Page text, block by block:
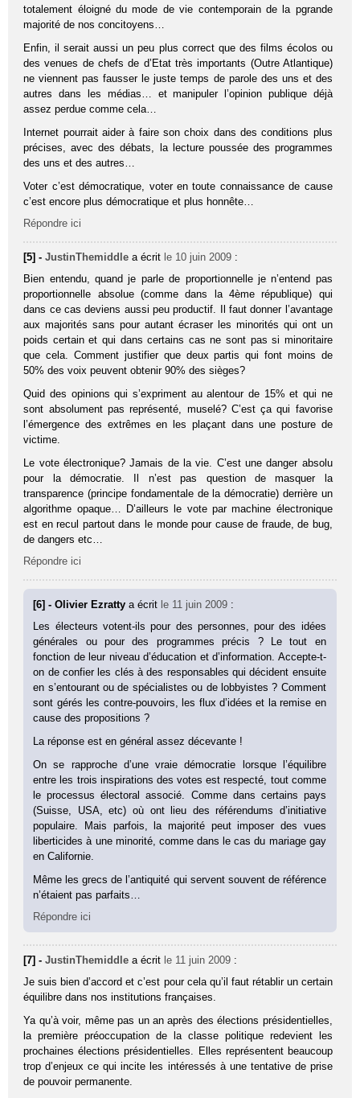
totalement éloigné du mode de vie contemporain de la pgrande
majorité de nos concitoyens…
Enfin, il serait aussi un peu plus correct que des films écolos ou
des venues de chefs de d’Etat très importants (Outre Atlantique)
ne viennent pas fausser le juste temps de parole des uns et des
autres dans les médias… et manipuler l’opinion publique déjà
assez perdue comme cela…
Internet pourrait aider à faire son choix dans des conditions plus
précises, avec des débats, la lecture poussée des programmes
des uns et des autres…
Voter c’est démocratique, voter en toute connaissance de cause
c’est encore plus démocratique et plus honnête…
Répondre ici
[5] -JustinThemiddle a écrit le 10 juin 2009 :
Bien entendu, quand je parle de proportionnelle je n’entend pas
proportionnelle absolue (comme dans la 4ème république) qui
dans ce cas deviens aussi peu productif. Il faut donner l’avantage
aux majorités sans pour autant écraser les minorités qui ont un
poids certain et qui dans certains cas ne sont pas si minoritaire
que cela. Comment justifier que deux partis qui font moins de
50% des voix peuvent obtenir 90% des sièges?
Quid des opinions qui s’expriment au alentour de 15% et qui ne
sont absolument pas représenté, muselé? C’est ça qui favorise
l’émergence des extrêmes en les plaçant dans une posture de
victime.
Le vote électronique? Jamais de la vie. C’est une danger absolu
pour la démocratie. Il n’est pas question de masquer la
transparence (principe fondamentale de la démocratie) derrière un
algorithme opaque… D’ailleurs le vote par machine électronique
est en recul partout dans le monde pour cause de fraude, de bug,
de dangers etc…
Répondre ici
[6] - Olivier Ezrattya écrit le 11 juin 2009 :
Les électeurs votent-ils pour des personnes, pour des idées
générales ou pour des programmes précis ? Le tout en
fonction de leur niveau d’éducation et d’information. Accepte-t-
on de confier les clés à des responsables qui décident ensuite
en s’entourant ou de spécialistes ou de lobbyistes ? Comment
sont gérés les contre-pouvoirs, les flux d’idées et la remise en
cause des propositions ?
La réponse est en général assez décevante !
On se rapproche d’une vraie démocratie lorsque l’équilibre
entre les trois inspirations des votes est respecté, tout comme
le processus électoral associé. Comme dans certains pays
(Suisse, USA, etc) où ont lieu des référendums d’initiative
populaire. Mais parfois, la majorité peut imposer des vues
liberticides à une minorité, comme dans le cas du mariage gay
en Californie.
Même les grecs de l’antiquité qui servent souvent de référence
n’étaient pas parfaits…
Répondre ici
[7] -JustinThemiddle a écrit le 11 juin 2009 :
Je suis bien d’accord et c’est pour cela qu’il faut rétablir un certain
équilibre dans nos institutions françaises.
Ya qu’à voir, même pas un an après des élections présidentielles,
la première préoccupation de la classe politique redevient les
prochaines élections présidentielles. Elles représentent beaucoup
trop d’enjeux ce qui incite les intéressés à une tentative de prise
de pouvoir permanente.